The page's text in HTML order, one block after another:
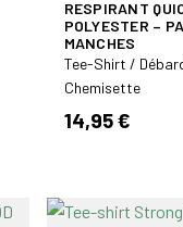
RESPIRANT
POLYESTER –
MANCHES
Tee-Shirt /
Chemisette
14,95 €